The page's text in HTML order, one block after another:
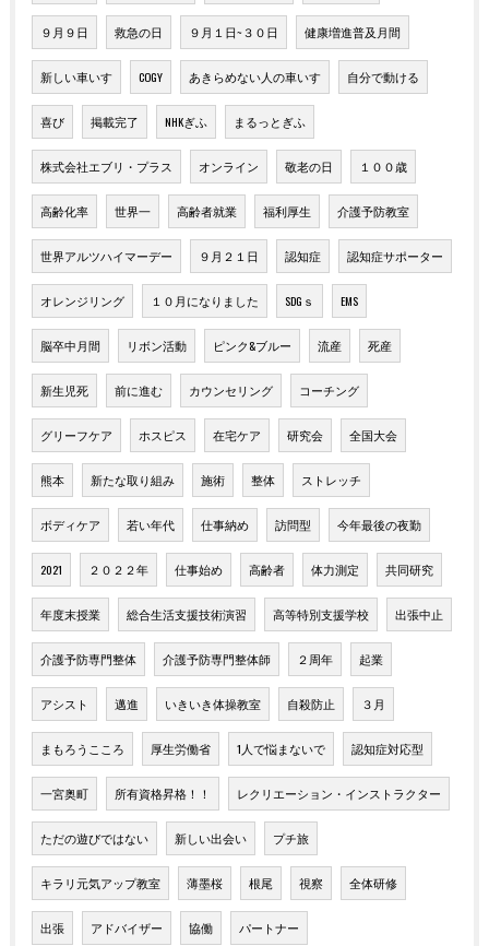
９月９日 救急の日 ９月１日~３０日 健康増進普及月間
新しい車いす COGY あきらめない人の車いす 自分で動ける
喜び 掲載完了 NHKぎふ まるっとぎふ
株式会社エブリ・プラス オンライン 敬老の日 １００歳
高齢化率 世界一 高齢者就業 福利厚生 介護予防教室
世界アルツハイマーデー ９月２１日 認知症 認知症サポーター
オレンジリング １０月になりました SDGｓ EMS
脳卒中月間 リボン活動 ピンク&ブルー 流産 死産
新生児死 前に進む カウンセリング コーチング
グリーフケア ホスピス 在宅ケア 研究会 全国大会
熊本 新たな取り組み 施術 整体 ストレッチ
ボディケア 若い年代 仕事納め 訪問型 今年最後の夜勤
2021 ２０２２年 仕事始め 高齢者 体力測定 共同研究
年度末授業 総合生活支援技術演習 高等特別支援学校 出張中止
介護予防専門整体 介護予防専門整体師 ２周年 起業
アシスト 邁進 いきいき体操教室 自殺防止 ３月
まもろうこころ 厚生労働省 1人で悩まないで 認知症対応型
一宮奥町 所有資格昇格！！ レクリエーション・インストラクター
ただの遊びではない 新しい出会い プチ旅
キラリ元気アップ教室 薄墨桜 根尾 視察 全体研修
出張 アドバイザー 協働 パートナー